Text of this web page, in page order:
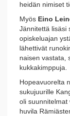
heidän nimiset
Myös Eino
Jännitettä lisäsi
opiskeluajan
lähettivät
naisen vastata,
kukkakimppuja.
Hopeavuorelta
sukujuurille
oli suunnitelmat
huvila